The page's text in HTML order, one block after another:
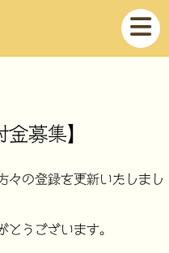
募集】
々の登録を更新いたしまし
とうございます。